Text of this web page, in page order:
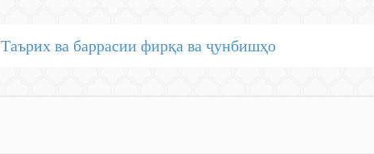
Таърих ва баррасии фирқа ва ҷунбишҳо